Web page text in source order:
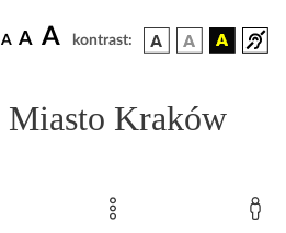
A A A kontrast:
Miasto Kraków